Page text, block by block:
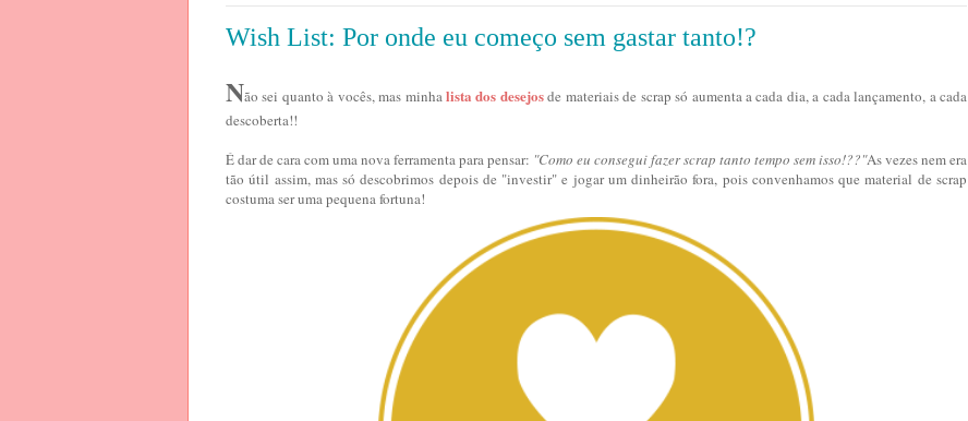
Wish List: Por onde eu começo sem gastar tanto!?
Não sei quanto à vocês, mas minhalista dos desejosde materiais de scrap só aumenta a cada dia, a cada lançamento, a cada
descoberta!!
É dar de cara com uma nova ferramenta para pensar: "Como eu consegui fazer scrap tanto tempo sem isso!??"As vezes nem era
tão útil assim, mas só descobrimos depois de "investir" e jogar um dinheirão fora, pois convenhamos que material de scrap
costuma ser uma pequena fortuna!